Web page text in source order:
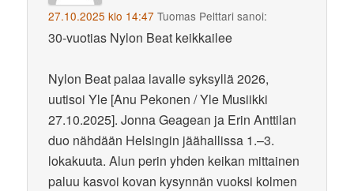
27.10.2025 klo 14:47 Tuomas Pelttari sanoi:
30-vuotias Nylon Beat keikkailee
Nylon Beat palaa lavalle syksyllä 2026,
uutisoi Yle [Anu Pekonen / Yle Musiikki
27.10.2025]. Jonna Geagean ja Erin Anttilan
duo nähdään Helsingin jäähallissa 1.–3.
lokakuuta. Alun perin yhden keikan mittainen
paluu kasvoi kovan kysynnän vuoksi kolmen